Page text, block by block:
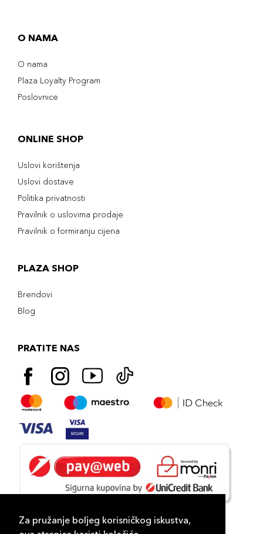
Za pružanje boljeg korisničkog iskustva,
O NAMA
O nama
Plaza Loyalty Program
Poslovnice
ONLINE SHOP
Uslovi korištenja
Uslovi dostave
Politika privatnosti
Pravilnik o uslovima prodaje
Pravilnik o formiranju cijena
PLAZA SHOP
Brendovi
Blog
PRATITE NAS